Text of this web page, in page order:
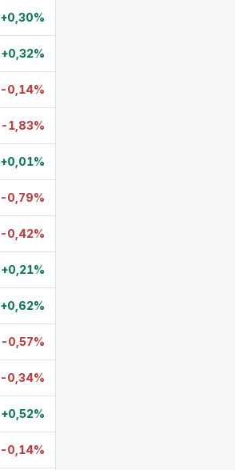
+0,30%
+0,32%
-0,14%
-1,83%
+0,01%
-0,79%
-0,42%
+0,21%
+0,62%
-0,57%
-0,34%
+0,52%
-0,14%